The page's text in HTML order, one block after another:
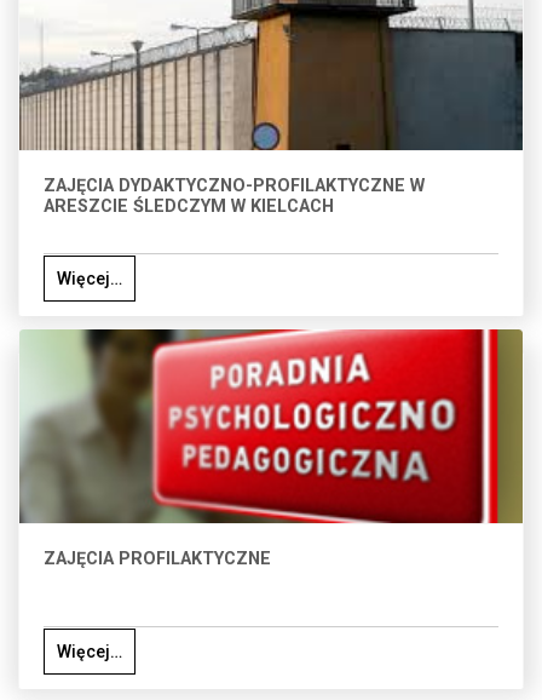
ZAJĘCIA DYDAKTYCZNO-PROFILAKTYCZNE W
ARESZCIE ŚLEDCZYM W KIELCACH
Więcej…
ZAJĘCIA PROFILAKTYCZNE
Więcej…